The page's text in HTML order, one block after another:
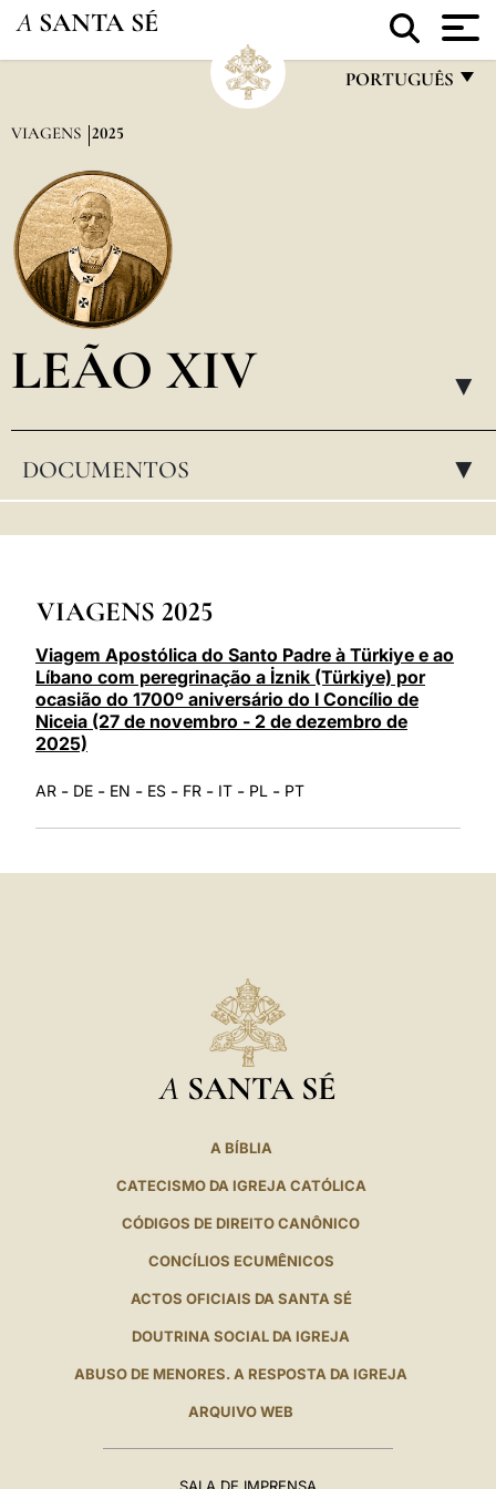
A SANTA SÉ
PORTUGUÊS
العربيّة
VIAGENS 2025
LEÃO XIV ▸
DOCUMENTOS ▸
VIAGENS 2025
Viagem Apostólica do Santo Padre à Türkiye e ao
Líbano com peregrinação a İznik (Türkiye) por
ocasião do 1700º aniversário do I Concílio de
Niceia (27 de novembro - 2 de dezembro de
2025)
AR - DE - EN - ES - FR - IT - PL - PT
A SANTA SÉ
A BÍBLIA
CATECISMO DA IGREJA CATÓLICA
CÓDIGOS DE DIREITO CANÔNICO
CONCÍLIOS ECUMÊNICOS
ACTOS OFICIAIS DA SANTA SÉ
DOUTRINA SOCIAL DA IGREJA
ABUSO DE MENORES. A RESPOSTA DA IGREJA
ARQUIVO WEB